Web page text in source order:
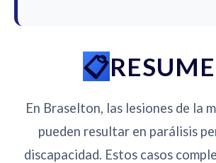
En Braselton, las lesiones de la
pueden resultar en parálisis
discapacidad. Estos casos